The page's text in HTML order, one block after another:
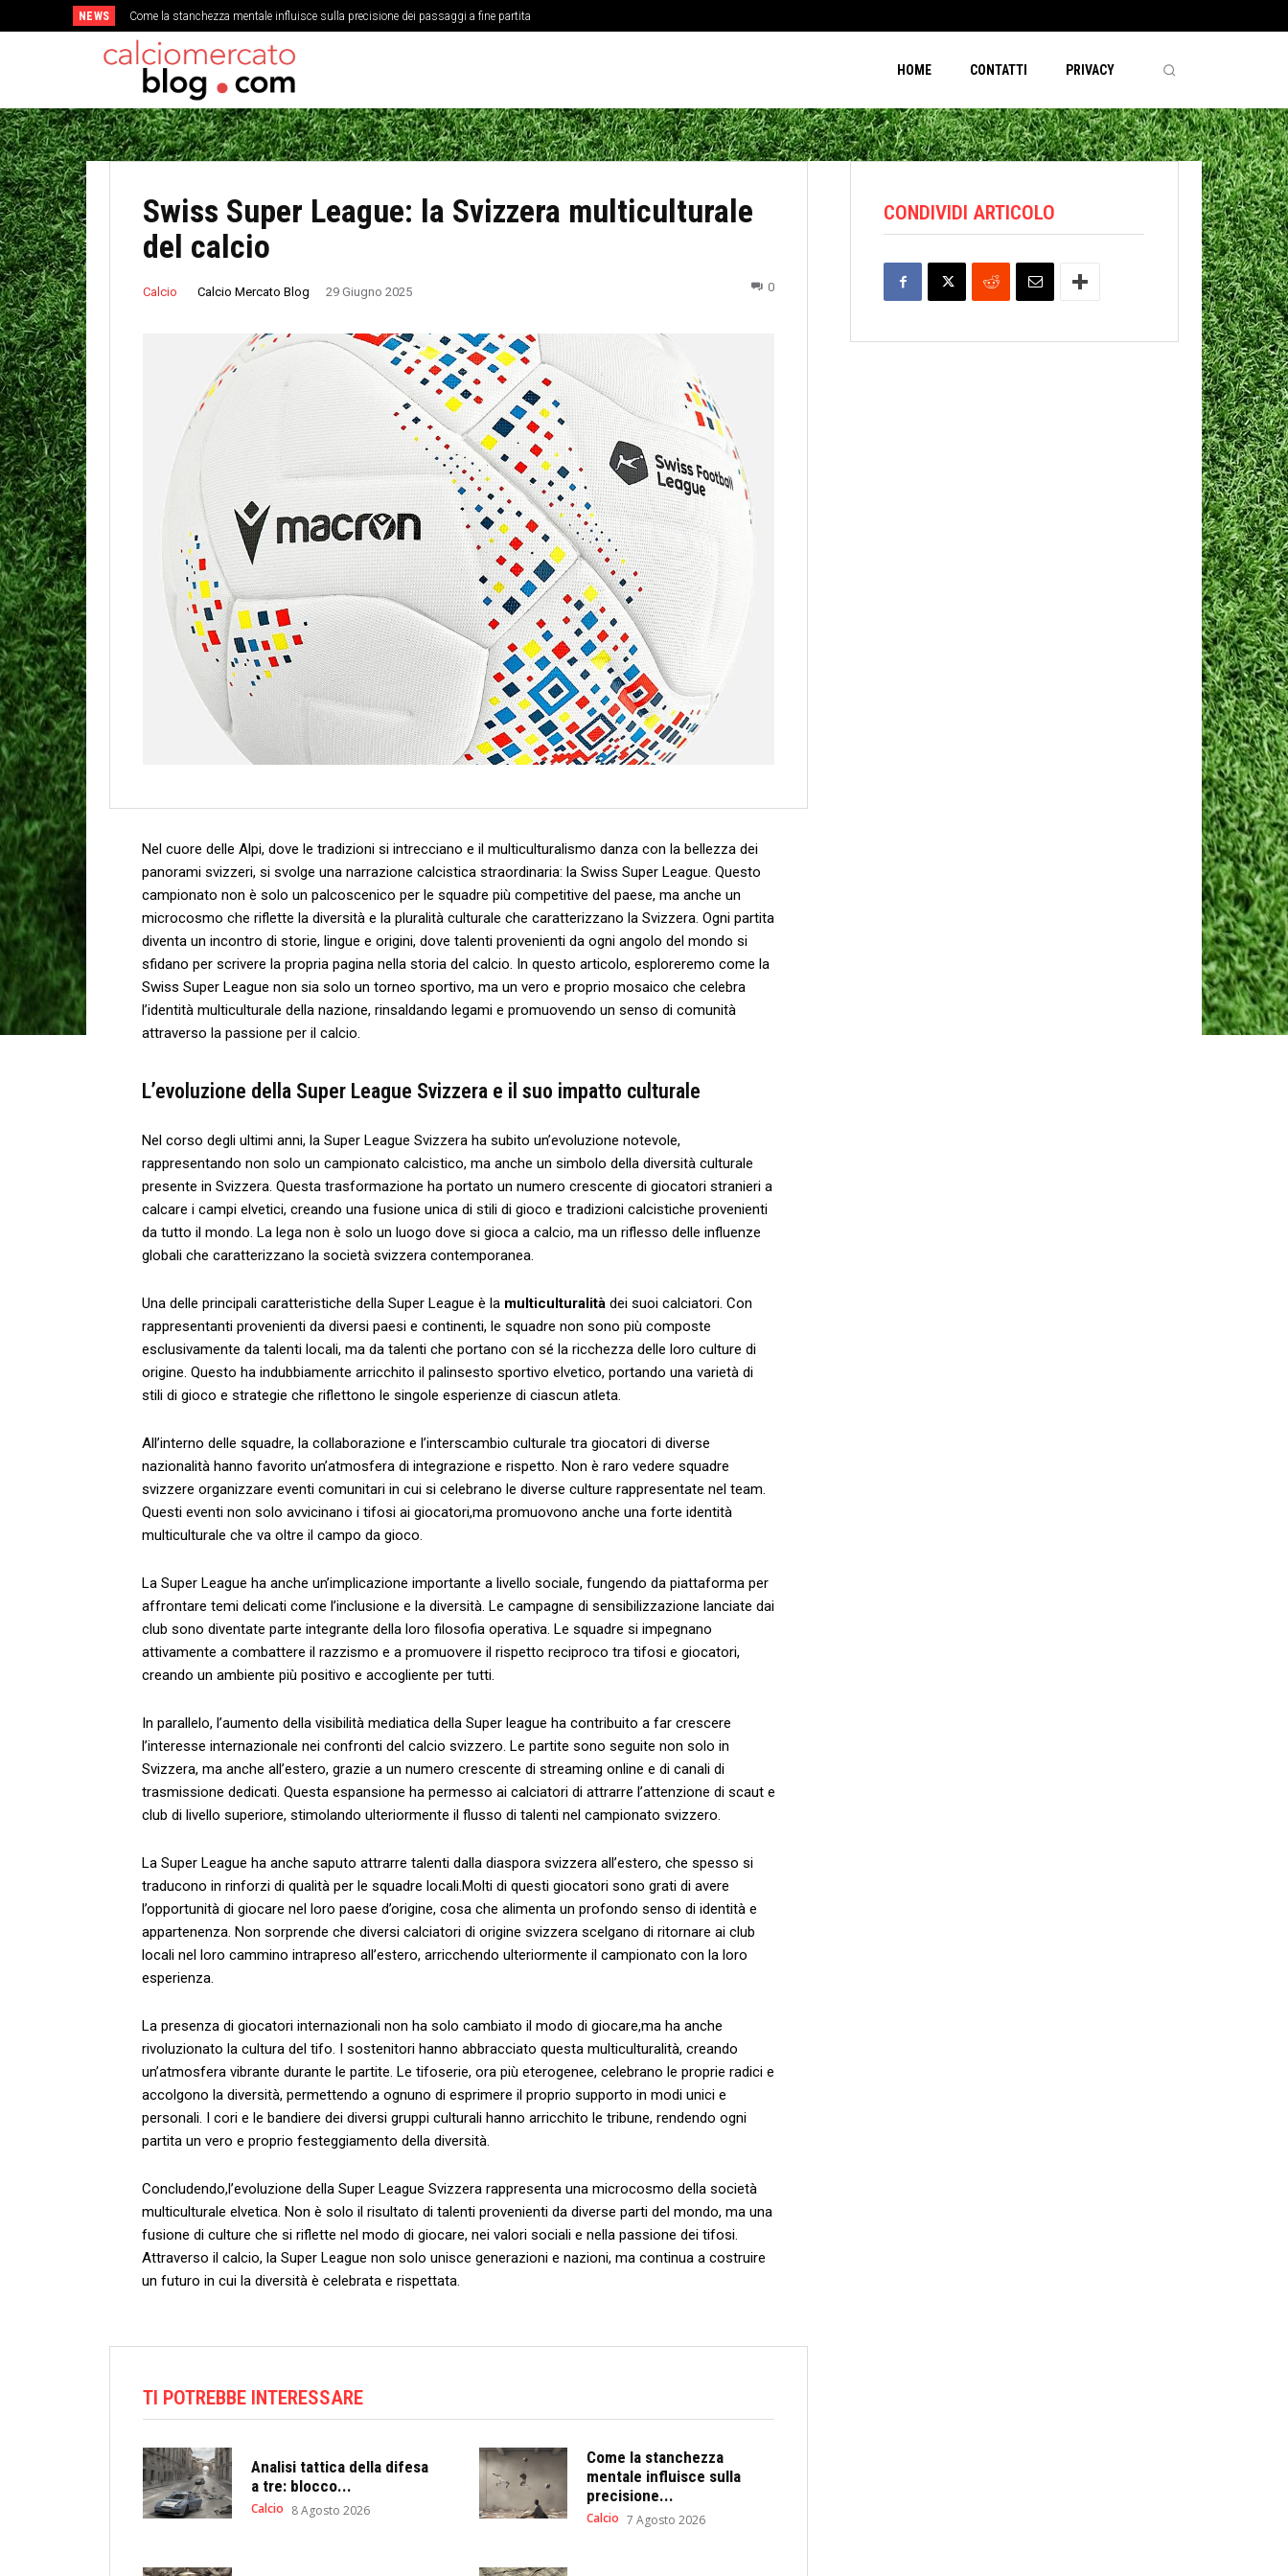
NEWS Come la stanchezza mentale influisce sulla precisione dei passaggi a fine partita
La storia dimenticata della Coppa delle Fiere e l’evoluzione delle coppe europee
HOME CONTATTI PRIVACY
Swiss Super League: la Svizzera multiculturale
del calcio
Calcio Calcio Mercato Blog 29 Giugno 2025 0
Nel cuore delle Alpi, dove‍ le tradizioni si intrecciano e ⁣il multiculturalismo danza con la bellezza ‌dei ​
panorami‌ svizzeri,‌ si svolge​ una ⁢narrazione calcistica straordinaria: la Swiss Super League. Questo
campionato⁣ non è solo un palcoscenico per ‌le squadre più competitive del paese, ma anche un
microcosmo che riflette la diversità e la pluralità culturale⁢ che caratterizzano la Svizzera. Ogni‍ partita
diventa un incontro di⁤ storie, lingue e origini,‍ dove ‍talenti​ provenienti da ogni angolo del mondo si
sfidano per scrivere ‍la propria pagina nella storia del calcio. In questo articolo, ​esploreremo come ‌la
Swiss Super League non sia‌ solo un torneo sportivo, ma un vero​ e proprio mosaico⁣ che celebra
l’identità‍ multiculturale della nazione, rinsaldando legami e promuovendo un senso di comunità
attraverso la passione per⁢ il calcio.
L’evoluzione della Super League ⁣Svizzera‌ e il‌ suo impatto culturale
Nel corso degli ultimi anni, la ⁣Super League‌ Svizzera‌ ha subito un’evoluzione notevole,⁢
rappresentando non solo‍ un campionato calcistico, ma anche un simbolo della diversità ⁢culturale
presente in Svizzera. Questa⁤ trasformazione ⁤ha portato ⁤un numero crescente di giocatori stranieri ⁣a
calcare i campi elvetici, creando una fusione‍ unica di stili⁤ di gioco e​ tradizioni calcistiche ​provenienti
da tutto il mondo. La​ lega ⁢non è solo un ‍luogo dove si gioca a calcio,⁢ ma un ‍riflesso ​delle influenze
globali che caratterizzano ⁢la​ società svizzera contemporanea.
Una⁤ delle principali‌ caratteristiche della Super League è la‍ multiculturalità dei ​suoi calciatori. Con
rappresentanti ‍provenienti da diversi⁤ paesi e continenti, le squadre non sono più composte
esclusivamente da talenti locali, ma⁤ da talenti ⁣che portano con ⁢sé la ricchezza delle loro culture di
origine. Questo ⁢ha indubbiamente arricchito il palinsesto ⁤sportivo ⁢elvetico,⁤ portando una varietà ⁢di
stili di gioco e⁤ strategie che⁢ riflettono le singole esperienze ⁤di ciascun atleta.
All’interno delle ‌squadre, ⁣la collaborazione e l’interscambio culturale tra‌ giocatori di diverse
nazionalità hanno favorito un’atmosfera⁣ di integrazione e rispetto. Non è raro vedere squadre
svizzere organizzare eventi comunitari in ⁤cui si celebrano le diverse culture rappresentate nel ‍team.
Questi eventi non ⁤solo⁣ avvicinano i tifosi ai ‌giocatori,ma⁣ promuovono⁣ anche una forte identità
multiculturale⁣ che ⁣va ‌oltre il campo da ‌gioco.
La‌ Super League ha anche un’implicazione importante a livello sociale, fungendo da⁤ piattaforma ⁢per
affrontare temi delicati come l’inclusione e la diversità.​ Le campagne di‌ sensibilizzazione‍ lanciate ​dai
‌club sono diventate parte integrante della ​loro filosofia ⁢operativa. Le squadre si impegnano
attivamente a combattere ⁤il‍ razzismo e ​a ​promuovere ‌il​ rispetto ‍reciproco ‍tra tifosi‌ e giocatori,
creando ⁣un ambiente​ più positivo e accogliente​ per tutti.
In​ parallelo, l’aumento della visibilità mediatica della Super league ha‌ contribuito a far crescere
l’interesse internazionale nei ⁤confronti del calcio svizzero. Le partite ‍sono seguite ‌non solo in
Svizzera, ma anche all’estero, grazie a un numero crescente di streaming​ online‌ e di canali di
trasmissione dedicati. Questa​ espansione ha permesso ai calciatori ‌di⁣ attrarre l’attenzione di scaut e
club di livello superiore, stimolando ulteriormente il ‌flusso⁤ di ‌talenti nel ‌campionato svizzero.
La Super League ha anche saputo attrarre talenti dalla diaspora ‍svizzera all’estero, che spesso⁣ si
traducono in rinforzi di qualità per le⁢ squadre locali.Molti⁢ di questi giocatori sono grati di avere
l’opportunità di giocare nel loro paese d’origine, cosa che alimenta un profondo senso di identità e
appartenenza. Non sorprende ⁤che diversi ‍calciatori⁣ di origine ⁣svizzera scelgano di ritornare ai club
locali nel loro cammino intrapreso all’estero, arricchendo ulteriormente il campionato con la loro
esperienza.
La presenza di⁢ giocatori internazionali ⁢non ha solo​ cambiato il modo di giocare,ma ha anche
⁣rivoluzionato la ​cultura del tifo. ⁢I sostenitori hanno ‌abbracciato‍ questa multiculturalità, creando
un’atmosfera vibrante durante le partite. Le tifoserie, ora⁤ più eterogenee, celebrano le proprie radici e
accolgono la diversità, permettendo⁤ a ognuno di esprimere il proprio ⁤supporto ‍in modi​ unici ​e
personali. I​ cori e le bandiere dei diversi gruppi culturali hanno arricchito le tribune, rendendo ogni
partita un⁤ vero e proprio festeggiamento della ⁣diversità.
Concludendo,l’evoluzione della Super League​ Svizzera‌ rappresenta una microcosmo ‍della⁣ società
multiculturale elvetica. Non è ⁣solo il risultato di talenti⁣ provenienti da diverse parti del mondo, ma una​
fusione ​di culture⁢ che‌ si riflette nel modo ⁤di giocare, nei ‍valori sociali e nella passione dei tifosi.
Attraverso il‌ calcio, la‍ Super League non solo‍ unisce generazioni e nazioni,⁢ ma ⁣continua ⁢a ⁤costruire
un futuro in cui la diversità è celebrata e rispettata.
TI POTREBBE INTERESSARE
Analisi tattica della difesa
a tre: blocco...
Calcio 8 Agosto 2026
Come la stanchezza
mentale influisce sulla
precisione...
Calcio 7 Agosto 2026
CONDIVIDI ARTICOLO